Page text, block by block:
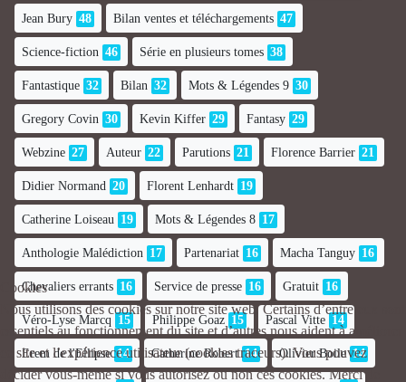
Jean Bury 48 Bilan ventes et téléchargements 47
Science-fiction 46 Série en plusieurs tomes 38
Fantastique 32 Bilan 32 Mots & Légendes 9 30
Gregory Covin 30 Kevin Kiffer 29 Fantasy 29
Webzine 27 Auteur 22 Parutions 21 Florence Barrier 21
Didier Normand 20 Florent Lenhardt 19
Catherine Loiseau 19 Mots & Légendes 8 17
Anthologie Malédiction 17 Partenariat 16 Macha Tanguy 16
Chevaliers errants 16 Service de presse 16 Gratuit 16
Véro-Lyse Marcq 15 Philippe Goaz 15 Pascal Vitte 14
Erem de l'Ellipse 14 Catherine Robert 14 Olivier Boile 14
Cookies
Nous utilisons des cookies sur notre site web. Certains d’entre eux sont
essentiels au fonctionnement du site et d’autres nous aident à améliorer
ce site et l’expérience utilisateur (cookies traceurs). Vous pouvez
décider vous-même si vous autorisez ou non ces cookies. Merci de